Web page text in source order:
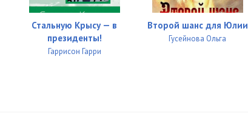
Стальную Крысу — в
президенты!
Гаррисон Гарри
Второй шанс для Юлии
Гусейнова Ольга